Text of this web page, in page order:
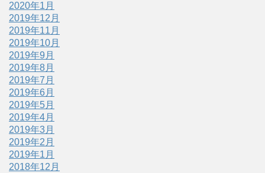
2020年1月
2019年12月
2019年11月
2019年10月
2019年9月
2019年8月
2019年7月
2019年6月
2019年5月
2019年4月
2019年3月
2019年2月
2019年1月
2018年12月